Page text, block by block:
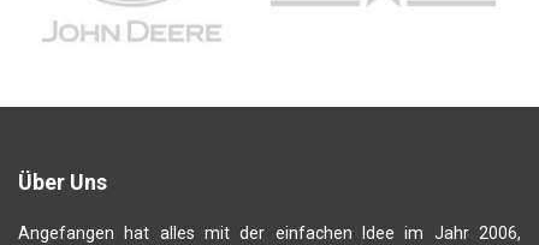
Über Uns
Angefangen hat alles mit der einfachen Idee im Jahr 2006,